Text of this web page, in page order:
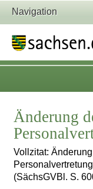
Navigation
Änderung
Vollzitat:
(SächsGVBl. S.